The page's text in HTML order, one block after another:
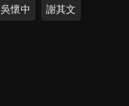
吳懷中 謝其文